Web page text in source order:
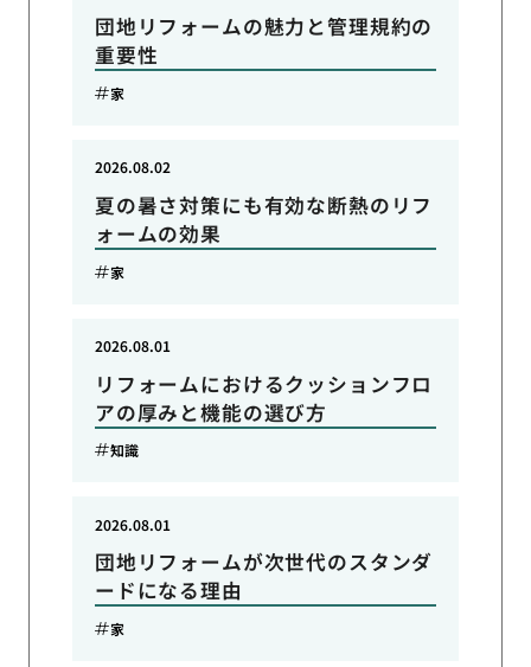
団地リフォームの魅力と管理規約の
重要性
家
夏の暑さ対策にも有効な断熱のリフ
ォームの効果
2026.08.02
家
リフォームにおけるクッションフロ
アの厚みと機能の選び方
2026.08.01
知識
団地リフォームが次世代のスタンダ
ードになる理由
2026.08.01
家